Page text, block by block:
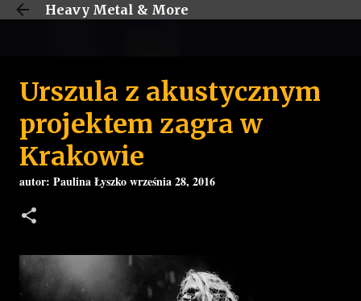
Przejdź do głównej zawartości
Heavy Metal & More
Urszula z akustycznym
projektem zagra w
Krakowie
autor: Paulina Łyszkowrześnia 28, 2016